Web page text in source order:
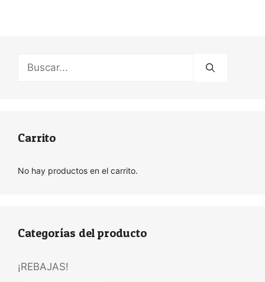
Buscar:
Carrito
No hay productos en el carrito.
Categorías del producto
¡REBAJAS!